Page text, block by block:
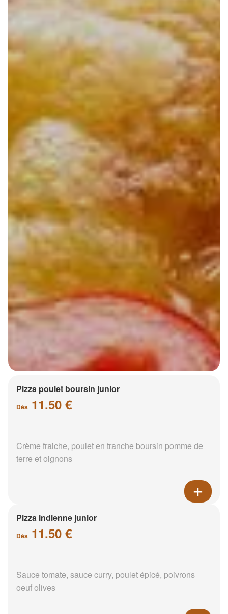
Pizza poulet boursin junior
Dès 11.50 €
Crème fraiche, poulet en tranche boursin pomme de
terre et oignons
Pizza indienne junior
Dès 11.50 €
Sauce tomate, sauce curry, poulet épicé, poivrons
oeuf olives